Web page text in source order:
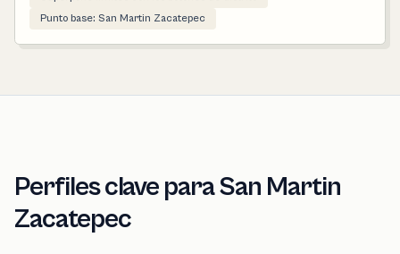
Punto base: San Martin Zacatepec
Perfiles clave para San Martin
Zacatepec